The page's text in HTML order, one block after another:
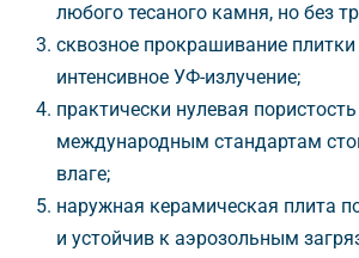
любого тесаного камня, но без
сквозное прокрашивание плитки
интенсивное УФ-излучение;
практически нулевая пористость
международным стандартам
лаге;
наружная керамическая плита
и устойчив к аэрозольным